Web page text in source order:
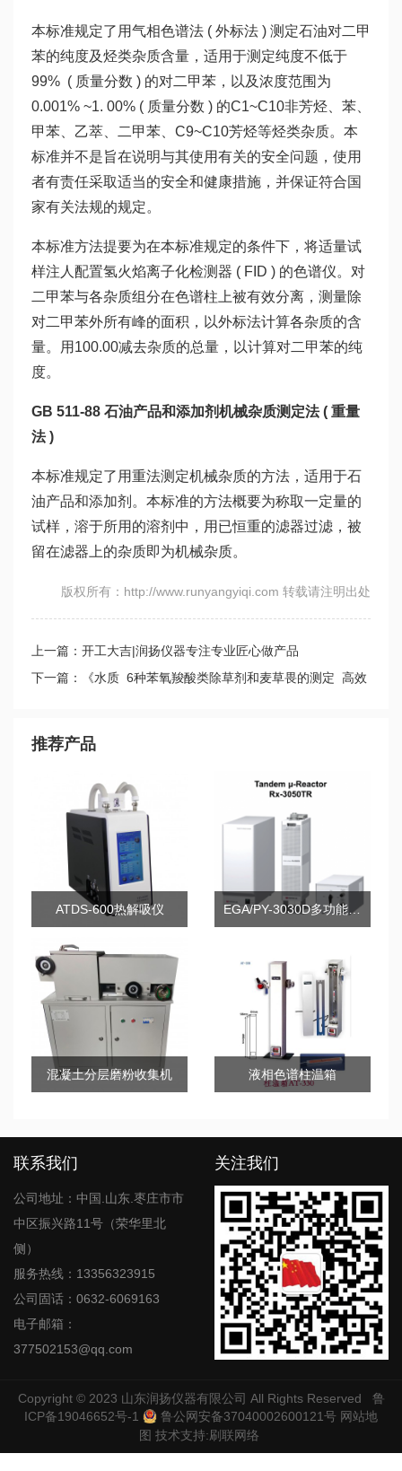
本标准规定了用气相色谱法 ( 外标法 ) 测定石油对二甲
苯的纯度及烃类杂质含量，适用于测定纯度不低于
99% ( 质量分数 ) 的对二甲苯，以及浓度范围为
0.001% ~1. 00% ( 质量分数 ) 的C1~C10非芳烃、苯、
甲苯、乙萃、二甲苯、C9~C10芳烃等烃类杂质。本
标准并不是旨在说明与其使用有关的安全问题，使用
者有责任采取适当的安全和健康措施，并保证符合国
家有关法规的规定。
本标准方法提要为在本标准规定的条件下，将适量试
样注人配置氢火焰离子化检测器 ( FID ) 的色谱仪。对
二甲苯与各杂质组分在色谱柱上被有效分离，测量除
对二甲苯外所有峰的面积，以外标法计算各杂质的含
量。用100.00减去杂质的总量，以计算对二甲苯的纯
度。
GB 511-88 石油产品和添加剂机械杂质测定法 ( 重量
法 )
本标准规定了用重法测定机械杂质的方法，适用于石
油产品和添加剂。本标准的方法概要为称取一定量的
试样，溶于所用的溶剂中，用已恒重的滤器过滤，被
留在滤器上的杂质即为机械杂质。
版权所有：http://www.runyangyiqi.com 转载请注明出处
上一篇：开工大吉|润扬仪器专注专业匠心做产品
下一篇：《水质 6种苯氧羧酸类除草剂和麦草畏的测定 高效
推荐产品
ATDS-600热解吸仪 EGA/PY-3030D多功能热脱附/热裂解器
混凝土分层磨粉收集机 液相色谱柱温箱
联系我们
公司地址：中国.山东.枣庄市市
中区振兴路11号（荣华里北
侧）
服务热线：13356323915
公司固话：0632-6069163
电子邮箱：
377502153@qq.com
关注我们
Copyright © 2023 山东润扬仪器有限公司 All Rights Reserved 鲁
ICP备19046652号-1
鲁公网安备37040002600121号 网站地
图 技术支持:刷联网络